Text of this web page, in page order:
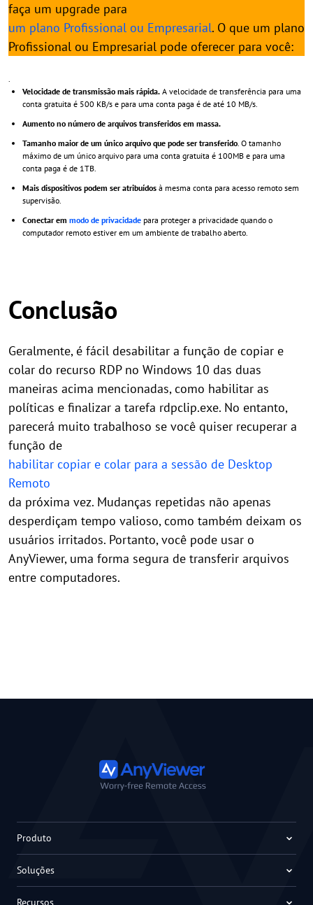
faça um upgrade para
um plano Profissional ou Empresarial. O que um plano
Profissional ou Empresarial pode oferecer para você:
.
Velocidade de transmissão mais rápida. A velocidade de transferência para uma
conta gratuita é 500 KB/s e para uma conta paga é de até 10 MB/s.
Aumento no número de arquivos transferidos em massa.
Tamanho maior de um único arquivo que pode ser transferido. O tamanho
máximo de um único arquivo para uma conta gratuita é 100MB e para uma
conta paga é de 1TB.
Mais dispositivos podem ser atribuídos à mesma conta para acesso remoto sem
supervisão.
Conectar em modo de privacidade para proteger a privacidade quando o
computador remoto estiver em um ambiente de trabalho aberto.
Conclusão
Geralmente, é fácil desabilitar a função de copiar e
colar do recurso RDP no Windows 10 das duas
maneiras acima mencionadas, como habilitar as
políticas e finalizar a tarefa rdpclip.exe. No entanto,
parecerá muito trabalhoso se você quiser recuperar a
função de
habilitar copiar e colar para a sessão de Desktop
Remoto
da próxima vez. Mudanças repetidas não apenas
desperdiçam tempo valioso, como também deixam os
usuários irritados. Portanto, você pode usar o
AnyViewer, uma forma segura de transferir arquivos
entre computadores.
Produto
Soluções
Recursos